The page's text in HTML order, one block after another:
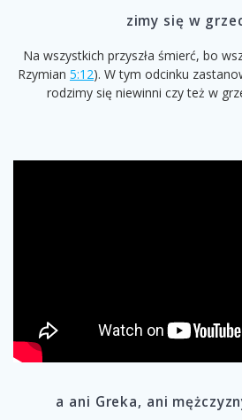
zimy się w
Na wszystkich przyszła śmierć, bo
Rzymian 5:12). W tym odcinku
rodzimy się niewinni czy też w
a ani Greka, ani